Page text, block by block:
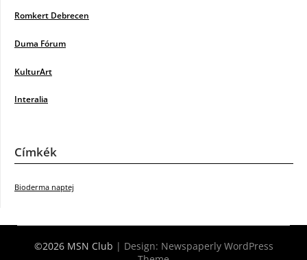
Romkert Debrecen
Duma Fórum
KulturArt
Interalia
Címkék
Bioderma naptej
©2026 MSN Club | Design: Newspaperly WordPress